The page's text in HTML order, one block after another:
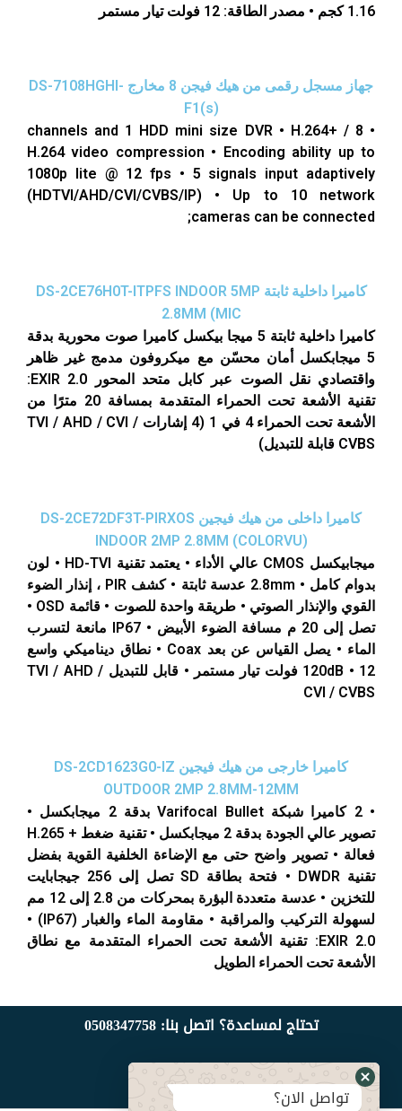
1.16 كجم • مصدر الطاقة: 12 فولت تيار مستمر
جهاز مسجل رقمى من هيك فيجن 8 مخارج DS-7108HGHI-
F1(s)
• 8 channels and 1 HDD mini size DVR • H.264+ /
H.264 video compression • Encoding ability up to
1080p lite @ 12 fps • 5 signals input adaptively
(HDTVI/AHD/CVI/CVBS/IP) • Up to 10 network
cameras can be connected;
كاميرا داخلية ثابتة DS-2CE76H0T-ITPFS INDOOR 5MP
2.8MM (MIC
كاميرا داخلية ثابتة 5 ميجا بيكسل كاميرا صوت محورية بدقة
5 ميجابكسل أمان محسّن مع ميكروفون مدمج غير ظاهر
واقتصادي نقل الصوت عبر كابل متحد المحور EXIR 2.0:
تقنية الأشعة تحت الحمراء المتقدمة بمسافة 20 مترًا من
الأشعة تحت الحمراء 4 في 1 (4 إشارات TVI / AHD / CVI /
CVBS قابلة للتبديل)
كاميرا داخلى من هيك فيجين DS-2CE72DF3T-PIRXOS
INDOOR 2MP 2.8MM (COLORVU)
ميجابيكسل CMOS عالي الأداء • يعتمد تقنية HD-TVI • لون
بدوام كامل • 2.8mm عدسة ثابتة • كشف PIR ، إنذار الضوء
القوي والإنذار الصوتي • طريقة واحدة للصوت • قائمة OSD •
تصل إلى 20 م مسافة الضوء الأبيض • IP67 مانعة لتسرب
الماء • يصل القياس عن بعد Coax • نطاق ديناميكي واسع
120dB • 12 فولت تيار مستمر • قابل للتبديل TVI / AHD /
CVI / CVBS
كاميرا خارجى من هيك فيجين DS-2CD1623G0-IZ
OUTDOOR 2MP 2.8MM-12MM
• 2 كاميرا شبكة Varifocal Bullet بدقة 2 ميجابكسل •
تصوير عالي الجودة بدقة 2 ميجابكسل • تقنية ضغط + H.265
فعالة • تصوير واضح حتى مع الإضاءة الخلفية القوية بفضل
تقنية DWDR • فتحة بطاقة SD تصل إلى 256 جيجابايت
للتخزين • عدسة متعددة البؤرة بمحركات من 2.8 إلى 12 مم
لسهولة التركيب والمراقبة • مقاومة الماء والغبار (IP67) •
EXIR 2.0: تقنية الأشعة تحت الحمراء المتقدمة مع نطاق
الأشعة تحت الحمراء الطويل
تحتاج لمساعدة؟ اتصل بنا: 0508347758
تواصل معنا تواصل الان؟